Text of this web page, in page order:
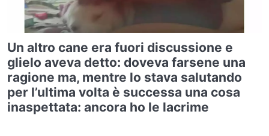
Un altro cane era fuori discussione e
glielo aveva detto: doveva farsene una
ragione ma, mentre lo stava salutando
per l’ultima volta è successa una cosa
inaspettata: ancora ho le lacrime